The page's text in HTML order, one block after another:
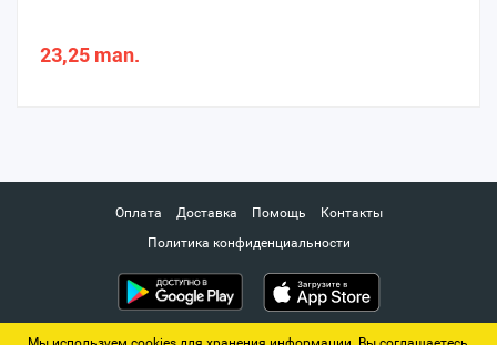
23,25 man.
Оплата Доставка Помощь
Контакты
Политика конфиденциальности